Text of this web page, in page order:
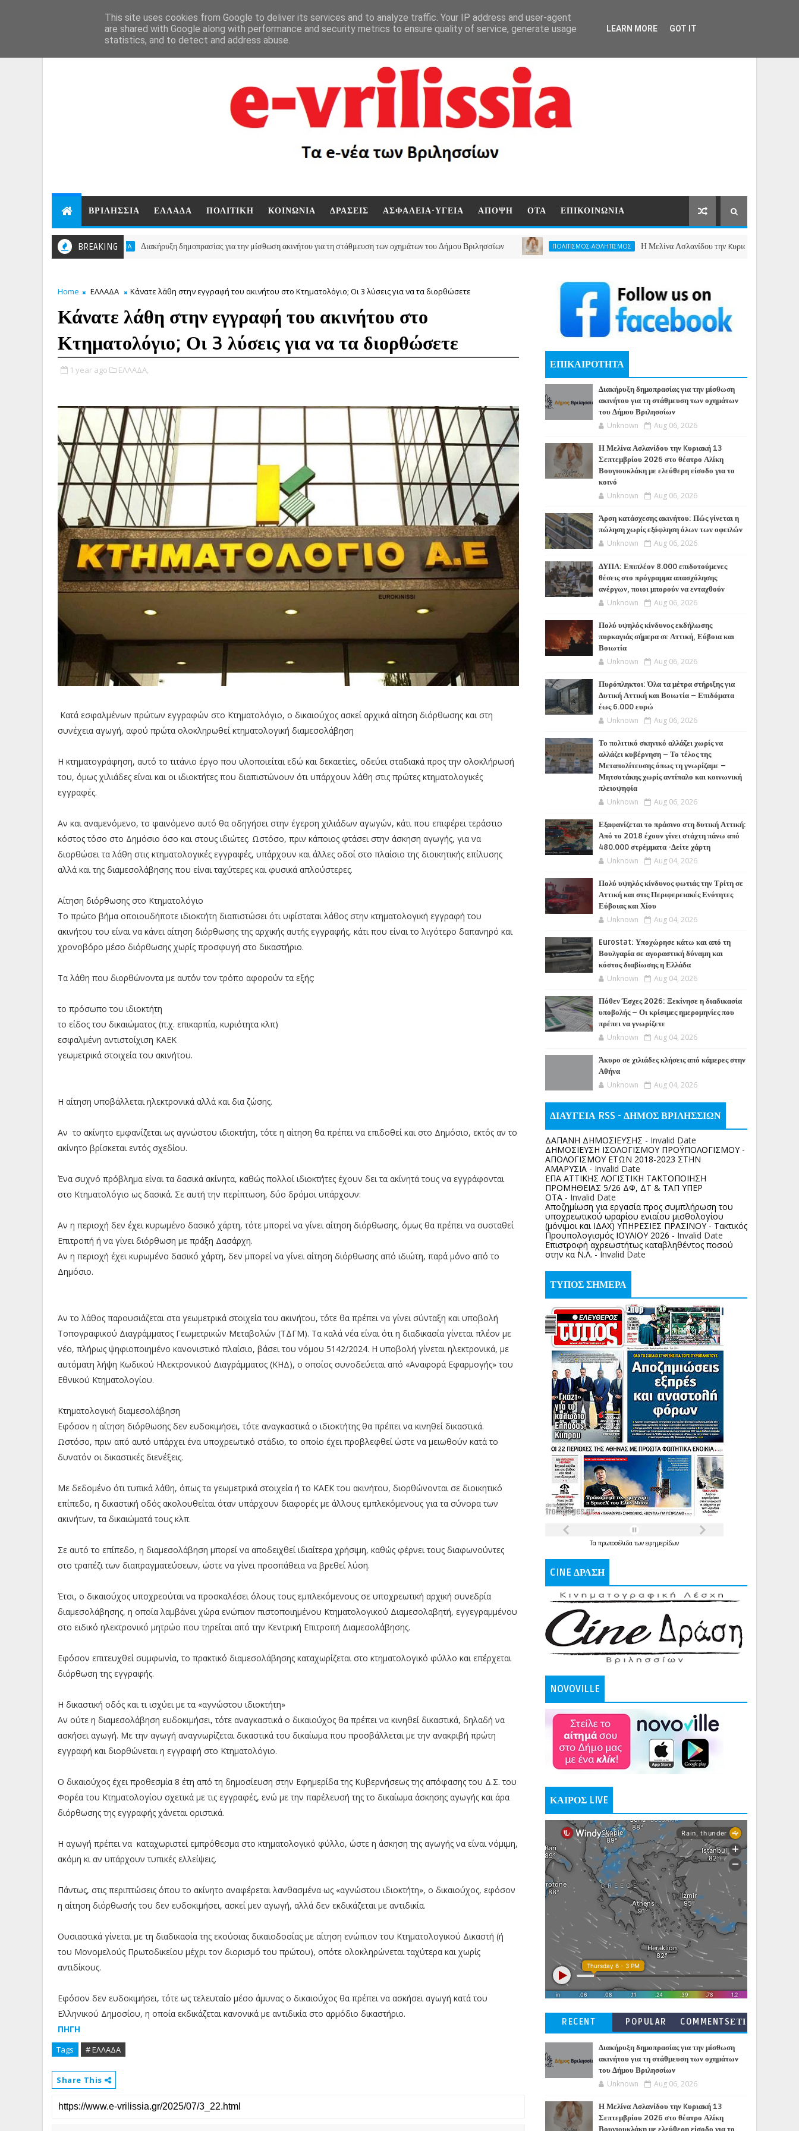
ΒΡΙΛΗΣΣΙΑ ΕΛΛΑΔΑ ΠΟΛΙΤΙΚΗ ΚΟΙΝΩΝΙΑ ΔΡΑΣΕΙΣ ΑΣΦΑΛΕΙΑ-ΥΓΕΙΑ ΑΠΟΨΗ ΟΤΑ ΕΠΙΚΟΙΝΩΝΙΑ
BREAKING
ΒΡΙΛΗΣΣΙΑ Διακήρυξη δημοπρασίας για την μίσθωση ακινήτου για τη στάθμευση των οχημάτων του Δήμου Βριλησσίων ΠΟΛΙΤΙΣΜΟΣ-ΑΘΛΗΤΙΣΜΟΣ Η Μελίνα Ασλανίδου την Kυριακή 13 Σεπτεμβρίου 2026
Home ΕΛΛΑΔΑ Κάνατε λάθη στην εγγραφή του ακινήτου στο Κτηματολόγιο; Οι 3 λύσεις για να τα διορθώσετε
Κάνατε λάθη στην εγγραφή του ακινήτου στο
Κτηματολόγιο; Οι 3 λύσεις για να τα διορθώσετε
1 year ago ΕΛΛΑΔΑ,
Κατά εσφαλμένων πρώτων εγγραφών στο Κτηματολόγιο, ο δικαιούχος ασκεί αρχικά αίτηση διόρθωσης και στη
συνέχεια αγωγή, αφού πρώτα ολοκληρωθεί κτηματολογική διαμεσολάβηση
Η κτηματογράφηση, αυτό το τιτάνιο έργο που υλοποιείται εδώ και δεκαετίες, οδεύει σταδιακά προς την ολοκλήρωσή
του, όμως χιλιάδες είναι και οι ιδιοκτήτες που διαπιστώνουν ότι υπάρχουν λάθη στις πρώτες κτηματολογικές
εγγραφές.
Αν και αναμενόμενο, το φαινόμενο αυτό θα οδηγήσει στην έγερση χιλιάδων αγωγών, κάτι που επιφέρει τεράστιο
κόστος τόσο στο Δημόσιο όσο και στους ιδιώτες. Ωστόσο, πριν κάποιος φτάσει στην άσκηση αγωγής, για να
διορθώσει τα λάθη στις κτηματολογικές εγγραφές, υπάρχουν και άλλες οδοί στο πλαίσιο της διοικητικής επίλυσης
αλλά και της διαμεσολάβησης που είναι ταχύτερες και φυσικά απλούστερες.
Αίτηση διόρθωσης στο Κτηματολόγιο
Το πρώτο βήμα οποιουδήποτε ιδιοκτήτη διαπιστώσει ότι υφίσταται λάθος στην κτηματολογική εγγραφή του
ακινήτου του είναι να κάνει αίτηση διόρθωσης της αρχικής αυτής εγγραφής, κάτι που είναι το λιγότερο δαπανηρό και
χρονοβόρο μέσο διόρθωσης χωρίς προσφυγή στο δικαστήριο.
Τα λάθη που διορθώνοντα με αυτόν τον τρόπο αφορούν τα εξής:
το πρόσωπο του ιδιοκτήτη
το είδος του δικαιώματος (π.χ. επικαρπία, κυριότητα κλπ)
εσφαλμένη αντιστοίχιση ΚΑΕΚ
γεωμετρικά στοιχεία του ακινήτου.
Η αίτηση υποβάλλεται ηλεκτρονικά αλλά και δια ζώσης.
Αν το ακίνητο εμφανίζεται ως αγνώστου ιδιοκτήτη, τότε η αίτηση θα πρέπει να επιδοθεί και στο Δημόσιο, εκτός αν το
ακίνητο βρίσκεται εντός σχεδίου.
Ένα συχνό πρόβλημα είναι τα δασικά ακίνητα, καθώς πολλοί ιδιοκτήτες έχουν δει τα ακίνητά τους να εγγράφονται
στο Κτηματολόγιο ως δασικά. Σε αυτή την περίπτωση, δύο δρόμοι υπάρχουν:
Αν η περιοχή δεν έχει κυρωμένο δασικό χάρτη, τότε μπορεί να γίνει αίτηση διόρθωσης, όμως θα πρέπει να συσταθεί
Επιτροπή ή να γίνει διόρθωση με πράξη Δασάρχη.
Αν η περιοχή έχει κυρωμένο δασικό χάρτη, δεν μπορεί να γίνει αίτηση διόρθωσης από ιδιώτη, παρά μόνο από το
Δημόσιο.
Αν το λάθος παρουσιάζεται στα γεωμετρικά στοιχεία του ακινήτου, τότε θα πρέπει να γίνει σύνταξη και υποβολή
Τοπογραφικού Διαγράμματος Γεωμετρικών Μεταβολών (ΤΔΓΜ). Τα καλά νέα είναι ότι η διαδικασία γίνεται πλέον με
νέο, πλήρως ψηφιοποιημένο κανονιστικό πλαίσιο, βάσει του νόμου 5142/2024. Η υποβολή γίνεται ηλεκτρονικά, με
αυτόματη λήψη Κωδικού Ηλεκτρονικού Διαγράμματος (ΚΗΔ), ο οποίος συνοδεύεται από «Αναφορά Εφαρμογής» του
Εθνικού Κτηματολογίου.
Κτηματολογική διαμεσολάβηση
Εφόσον η αίτηση διόρθωσης δεν ευδοκιμήσει, τότε αναγκαστικά ο ιδιοκτήτης θα πρέπει να κινηθεί δικαστικά.
Ωστόσο, πριν από αυτό υπάρχει ένα υποχρεωτικό στάδιο, το οποίο έχει προβλεφθεί ώστε να μειωθούν κατά το
δυνατόν οι δικαστικές διενέξεις.
Με δεδομένο ότι τυπικά λάθη, όπως τα γεωμετρικά στοιχεία ή το ΚΑΕΚ του ακινήτου, διορθώνονται σε διοικητικό
επίπεδο, η δικαστική οδός ακολουθείται όταν υπάρχουν διαφορές με άλλους εμπλεκόμενους για τα σύνορα των
ακινήτων, τα δικαιώματά τους κλπ.
Σε αυτό το επίπεδο, η διαμεσολάβηση μπορεί να αποδειχθεί ιδιαίτερα χρήσιμη, καθώς φέρνει τους διαφωνούντες
στο τραπέζι των διαπραγματεύσεων, ώστε να γίνει προσπάθεια να βρεθεί λύση.
Έτσι, ο δικαιούχος υποχρεούται να προσκαλέσει όλους τους εμπλεκόμενους σε υποχρεωτική αρχική συνεδρία
διαμεσολάβησης, η οποία λαμβάνει χώρα ενώπιον πιστοποιημένου Κτηματολογικού Διαμεσολαβητή, εγγεγραμμένου
στο ειδικό ηλεκτρονικό μητρώο που τηρείται από την Κεντρική Επιτροπή Διαμεσολάβησης.
Εφόσον επιτευχθεί συμφωνία, το πρακτικό διαμεσολάβησης καταχωρίζεται στο κτηματολογικό φύλλο και επέρχεται
διόρθωση της εγγραφής.
Η δικαστική οδός και τι ισχύει με τα «αγνώστου ιδιοκτήτη»
Αν ούτε η διαμεσολάβηση ευδοκιμήσει, τότε αναγκαστικά ο δικαιούχος θα πρέπει να κινηθεί δικαστικά, δηλαδή να
ασκήσει αγωγή. Με την αγωγή αναγνωρίζεται δικαστικά του δικαίωμα που προσβάλλεται με την ανακριβή πρώτη
εγγραφή και διορθώνεται η εγγραφή στο Κτηματολόγιο.
Ο δικαιούχος έχει προθεσμία 8 έτη από τη δημοσίευση στην Εφημερίδα της Κυβερνήσεως της απόφασης του Δ.Σ. του
Φορέα του Κτηματολογίου σχετικά με τις εγγραφές, ενώ με την παρέλευσή της το δικαίωμα άσκησης αγωγής και άρα
διόρθωσης της εγγραφής χάνεται οριστικά.
Η αγωγή πρέπει να καταχωριστεί εμπρόθεσμα στο κτηματολογικό φύλλο, ώστε η άσκηση της αγωγής να είναι νόμιμη,
ακόμη κι αν υπάρχουν τυπικές ελλείψεις.
Πάντως, στις περιπτώσεις όπου το ακίνητο αναφέρεται λανθασμένα ως «αγνώστου ιδιοκτήτη», ο δικαιούχος, εφόσον
η αίτηση διόρθωσής του δεν ευδοκιμήσει, ασκεί μεν αγωγή, αλλά δεν εκδικάζεται με αντιδικία.
Ουσιαστικά γίνεται με τη διαδικασία της εκούσιας δικαιοδοσίας με αίτηση ενώπιον του Κτηματολογικού Δικαστή (ή
του Μονομελούς Πρωτοδικείου μέχρι τον διορισμό του πρώτου), οπότε ολοκληρώνεται ταχύτερα και χωρίς
αντιδίκους.
Εφόσον δεν ευδοκιμήσει, τότε ως τελευταίο μέσο άμυνας ο δικαιούχος θα πρέπει να ασκήσει αγωγή κατά του
Ελληνικού Δημοσίου, η οποία εκδικάζεται κανονικά με αντιδικία στο αρμόδιο δικαστήριο.
ΠΗΓΗ
Tags # ΕΛΛΑΔΑ
Share This
ΕΠΙΚΑΙΡΟΤΗΤΑ
Διακήρυξη δημοπρασίας για την μίσθωση
ακινήτου για τη στάθμευση των οχημάτων
του Δήμου Βριλησσίων
Unknown Aug 06, 2026
Η Μελίνα Ασλανίδου την Kυριακή 13
Σεπτεμβρίου 2026 στο θέατρο Αλίκη
Βουγιουκλάκη με ελεύθερη είσοδο για το
κοινό
Unknown Aug 06, 2026
Άρση κατάσχεσης ακινήτου: Πώς γίνεται η
πώληση χωρίς εξόφληση όλων των οφειλών
Unknown Aug 06, 2026
ΔΥΠΑ: Επιπλέον 8.000 επιδοτούμενες
θέσεις στο πρόγραμμα απασχόλησης
ανέργων, ποιοι μπορούν να ενταχθούν
Unknown Aug 06, 2026
Πολύ υψηλός κίνδυνος εκδήλωσης
πυρκαγιάς σήμερα σε Αττική, Εύβοια και
Βοιωτία
Unknown Aug 06, 2026
Πυρόπληκτοι: Όλα τα μέτρα στήριξης για
Δυτική Αττική και Βοιωτία – Επιδόματα
έως 6.000 ευρώ
Unknown Aug 06, 2026
Το πολιτικό σκηνικό αλλάζει χωρίς να
αλλάζει κυβέρνηση – Το τέλος της
Μεταπολίτευσης όπως τη γνωρίζαμε –
Μητσοτάκης χωρίς αντίπαλο και κοινωνική
πλειοψηφία
Unknown Aug 06, 2026
Εξαφανίζεται το πράσινο στη δυτική Αττική:
Από το 2018 έχουν γίνει στάχτη πάνω από
480.000 στρέμματα -Δείτε χάρτη
Unknown Aug 04, 2026
Πολύ υψηλός κίνδυνος φωτιάς την Τρίτη σε
Αττική και στις Περιφερειακές Ενότητες
Εύβοιας και Χίου
Unknown Aug 04, 2026
Eurostat: Υποχώρησε κάτω και από τη
Βουλγαρία σε αγοραστική δύναμη και
κόστος διαβίωσης η Ελλάδα
Unknown Aug 04, 2026
Πόθεν Έσχες 2026: Ξεκίνησε η διαδικασία
υποβολής – Οι κρίσιμες ημερομηνίες που
πρέπει να γνωρίζετε
Unknown Aug 04, 2026
Άκυρο σε χιλιάδες κλήσεις από κάμερες στην
Αθήνα
Unknown Aug 04, 2026
ΔΙΑΥΓΕΙΑ RSS - ΔΗΜΟΣ ΒΡΙΛΗΣΣΙΩΝ
ΔΑΠΑΝΗ ΔΗΜΟΣΙΕΥΣΗΣ - Invalid Date
ΔΗΜΟΣΙΕΥΣΗ ΙΣΟΛΟΓΙΣΜΟΥ ΠΡΟΫΠΟΛΟΓΙΣΜΟΥ -
ΑΠΟΛΟΓΙΣΜΟΥ ΕΤΩΝ 2018-2023 ΣΤΗΝ
ΑΜΑΡΥΣΙΑ - Invalid Date
ΕΠΑ ΑΤΤΙΚΗΣ ΛΟΓΙΣΤΙΚΗ ΤΑΚΤΟΠΟΙΗΣΗ
ΠΡΟΜΗΘΕΙΑΣ 5/26 ΔΦ, ΔΤ & ΤΑΠ ΥΠΕΡ
ΟΤΑ - Invalid Date
Αποζημίωση για εργασία προς συμπλήρωση του
υποχρεωτικού ωραρίου ενιαίου μισθολογίου
(μόνιμοι και ΙΔΑΧ) ΥΠΗΡΕΣΙΕΣ ΠΡΑΣΙΝΟΥ - Τακτικός
Προυπολογισμός ΙΟΥΛΙΟΥ 2026 - Invalid Date
Επιστροφή αχρεωστήτως καταβληθέντος ποσoύ
στην κα Ν.Λ. - Invalid Date
ΤΥΠΟΣ ΣΗΜΕΡΑ
Τα πρωτοσέλιδατων εφημερίδων
CINE ΔΡΑΣΗ
NOVOVILLE
ΚΑΙΡΟΣ LIVE
RECENT POPULAR
COMMENTSΕΤΙ
Διακήρυξη δημοπρασίας για την μίσθωση
ακινήτου για τη στάθμευση των οχημάτων
του Δήμου Βριλησσίων
Unknown Aug 06, 2026
Η Μελίνα Ασλανίδου την Kυριακή 13
Σεπτεμβρίου 2026 στο θέατρο Αλίκη
This site uses cookies from Google to deliver its services and to analyze traffic. Your IP address and user-agent
are shared with Google along with performance and security metrics to ensure quality of service, generate usage
statistics, and to detect and address abuse.
LEARN MORE GOT IT